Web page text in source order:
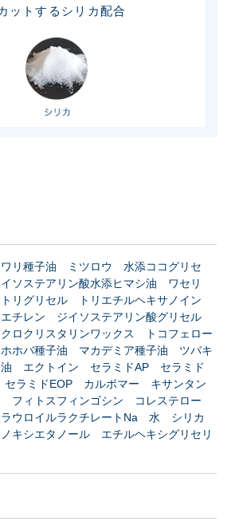
ットするシリカ配合
ワリ種子油 ミツロウ 水添ココグリセ
ソステアリン酸水添ヒマシ油 ワセリ
リグリセル トリエチルヘキサノイン
エチレン ジイソステアリン酸グリセル
ロクリスタリンワックス トコフェロー
ホバ種子油 マカデミア種子油 ツバキ
油 エクトイン セラミドAP セラミド
ラミドEOP カルボマー キサンタン
フィトスフィンゴシン コレステロー
ウロイルラクチレートNa 水 シリカ
キシエタノール エチルヘキシグリセリ